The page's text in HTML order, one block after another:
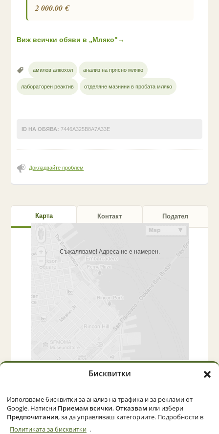
Бисквитки
Използваме бисквитки за анализ на трафика и за реклами от
Google. Натисни Приемам всички,Отказвам или избери
Предпочитания, за да управляваш категориите. Подробности в
Политиката за бисквитки .
2 000.00 €
Виж всички обяви в „Мляко"→
амилов алкохол анализ на прясно мляко
лабораторен реактив отделяне мазнини в пробата мляко
ID НА ОБЯВА: 7446A325B8A7A33E
Докладвайте проблем
Карта Контакт Подател
Съжаляваме! Адреса не е намерен.